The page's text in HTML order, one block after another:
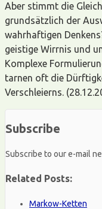
Aber stimmt die
grundsätzlich der
wahrhaftigen
geistige Wirrnis und
Komplexe
tarnen oft die
Verschleierns.
Subscribe
Subscribe to our e-mail
Related Posts:
Markow-Ketten